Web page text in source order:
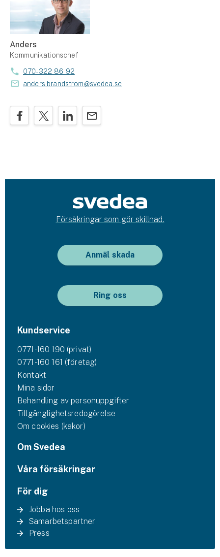
Anders
Kommunikationschef
070-322 86 92
anders.brandstrom@svedea.se
Försäkringar som gör skillnad.
Anmäl skada
Ring oss
Kundservice
0771-160 190 (privat)
0771-160 161 (företag)
Kontakt
Mina sidor
Behandling av personuppgifter
Tillgänglighetsredogörelse
Om cookies (kakor)
Om Svedea
Våra försäkringar
För dig
Jobba hos oss
Samarbetspartner
Press